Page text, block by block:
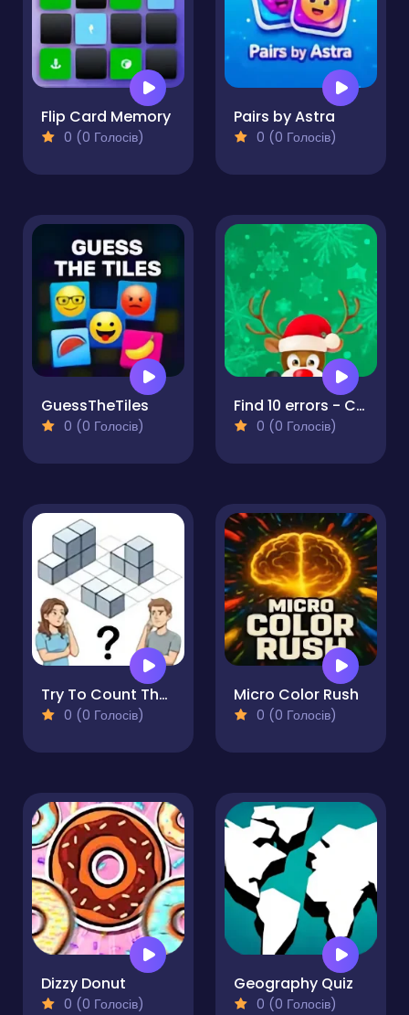
Flip Card Memory
0 (0 Голосів)
Pairs by Astra
0 (0 Голосів)
GuessTheTiles
0 (0 Голосів)
Find 10 errors - CHRISTMAS
0 (0 Голосів)
Try To Count The Boxes Brain Training
0 (0 Голосів)
Micro Color Rush
0 (0 Голосів)
Dizzy Donut
0 (0 Голосів)
Geography Quiz
0 (0 Голосів)